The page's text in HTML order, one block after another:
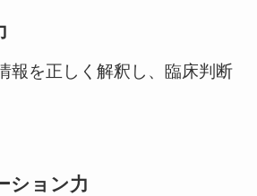
報を正しく解釈し、臨床判断
ション力